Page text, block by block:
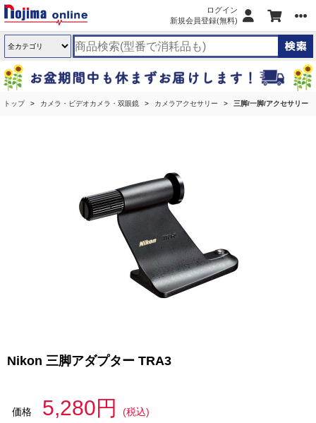
ログイン
新規会員登録(無料)
トップ カメラ・ビデオカメラ・双眼鏡 カメラアクセサリー 三脚/一脚/アクセサリー
Nikon 三脚アダプター TRA3
価格 5,280円
(税込)